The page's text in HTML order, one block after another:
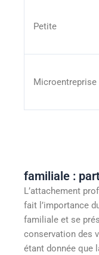
Petite
Microentreprise
familiale :
L’attachement
fait l’importance
familiale et se
conservation des
étant donnée que